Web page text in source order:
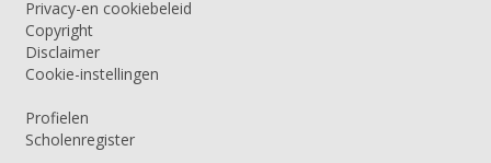
Privacy-en cookiebeleid
Copyright
Disclaimer
Cookie-instellingen
Profielen
Scholenregister